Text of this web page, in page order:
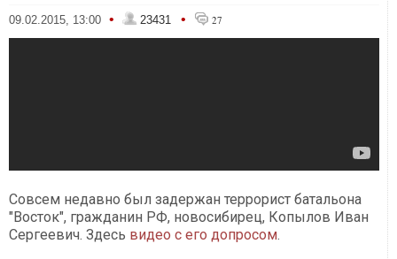
09.02.2015, 13:00 • 23431 • 27
Совсем недавно был задержан террорист батальона
"Восток", гражданин РФ, новосибирец, Копылов Иван
Сергеевич. Здесь видео с его допросом.